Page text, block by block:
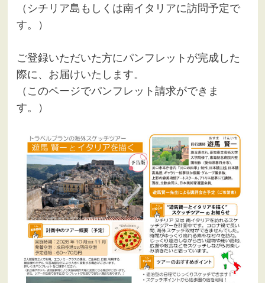
（シチリア島もしくは南イタリアに訪問予定で
す。）
ご登録いただいた方にパンフレットが完成した
際に、お届けいたします。
（このページでパンフレット請求ができま
す。）